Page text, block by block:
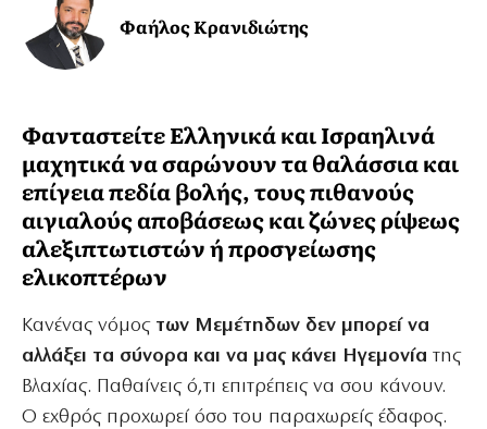
Φαήλος Κρανιδιώτης
Φανταστείτε Ελληνικά και Ισραηλινά
μαχητικά να σαρώνουν τα θαλάσσια και
επίγεια πεδία βολής, τους πιθανούς
αιγιαλούς αποβάσεως και ζώνες ρίψεως
αλεξιπτωτιστών ή προσγείωσης
ελικοπτέρων
Κανένας νόμος των Μεμέτηδων δεν μπορεί να
αλλάξει τα σύνορα και να μας κάνει Ηγεμονία της
Βλαχίας. Παθαίνεις ό,τι επιτρέπεις να σου κάνουν.
Ο εχθρός προχωρεί όσο του παραχωρείς έδαφος.